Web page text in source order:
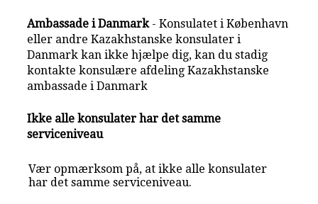
Ambassade i Danmark- Konsulatet i København
eller andre Kazakhstanske konsulater i
Danmark kan ikke hjælpe dig, kan du stadig
kontakte konsulære afdeling Kazakhstanske
ambassade i Danmark
Ikke alle konsulater har det samme
serviceniveau
Vær opmærksom på, at ikke alle konsulater
har det samme serviceniveau.